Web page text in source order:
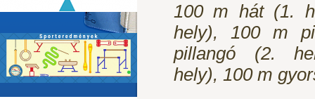
100 m hát (1.
hely), 100 m
pillangó (2.
hely), 100 m